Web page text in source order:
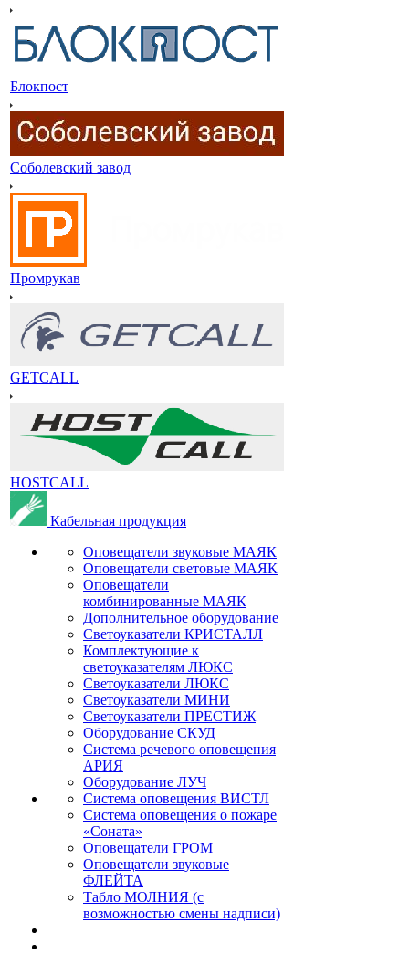
Блокпост
Соболевский завод
Промрукав
GETCALL
HOSTCALL
Кабельная продукция
Оповещатели звуковые МАЯК
Оповещатели световые МАЯК
Оповещатели
комбинированные МАЯК
Дополнительное оборудование
Светоуказатели КРИСТАЛЛ
Комплектующие к
светоуказателям ЛЮКС
Светоуказатели ЛЮКС
Светоуказатели МИНИ
Светоуказатели ПРЕСТИЖ
Оборудование СКУД
Система речевого оповещения
АРИЯ
Оборудование ЛУЧ
Система оповещения ВИСТЛ
Система оповещения о пожаре
«Соната»
Оповещатели ГРОМ
Оповещатели звуковые
ФЛЕЙТА
Табло МОЛНИЯ (с
возможностью смены надписи)